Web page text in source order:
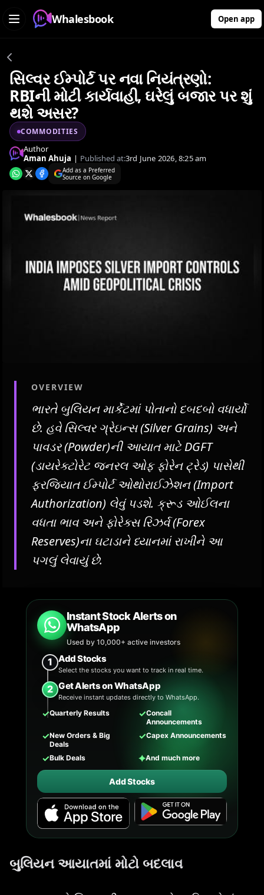
Whalesbook Open app
સિલ્વર ઈમ્પોર્ટ પર નવા નિયંત્રણો:
RBIની મોટી કાર્યવાહી, ઘરેલું બજાર પર શું
થશે અસર?
COMMODITIES
Author
Aman Ahuja | Published at:3rd June 2026, 8:25 am
Add as a Preferred
Source on Google
OVERVIEW
ભારતે બુલિયન માર્કેટમાં પોતાનો દબદબો વધાર્યો
છે. હવે સિલ્વર ગ્રેઇન્સ (Silver Grains) અને
પાવડર (Powder)ની આયાત માટે DGFT
(ડાયરેક્ટોરેટ જનરલ ઓફ ફોરેન ટ્રેડ) પાસેથી
ફરજિયાત ઈમ્પોર્ટ ઓથોરાઈઝેશન (Import
Authorization) લેવું પડશે. ક્રૂડ ઓઈલના
વધતા ભાવ અને ફોરેક્સ રિઝર્વ (Forex
Reserves)ના ઘટાડાને ધ્યાનમાં રાખીને આ
પગલું લેવાયું છે.
Instant Stock Alerts on
WhatsApp
Used by 10,000+ active investors
1 Add Stocks
Select the stocks you want to track in real time.
2 Get Alerts on WhatsApp
Receive instant updates directly to WhatsApp.
✓Quarterly Results ✓Concall
Announcements
✓New Orders & Big
Deals
✓Capex Announcements
✓Bulk Deals ✦And much more
Add Stocks
બુલિયન આયાતમાં મોટો બદલાવ